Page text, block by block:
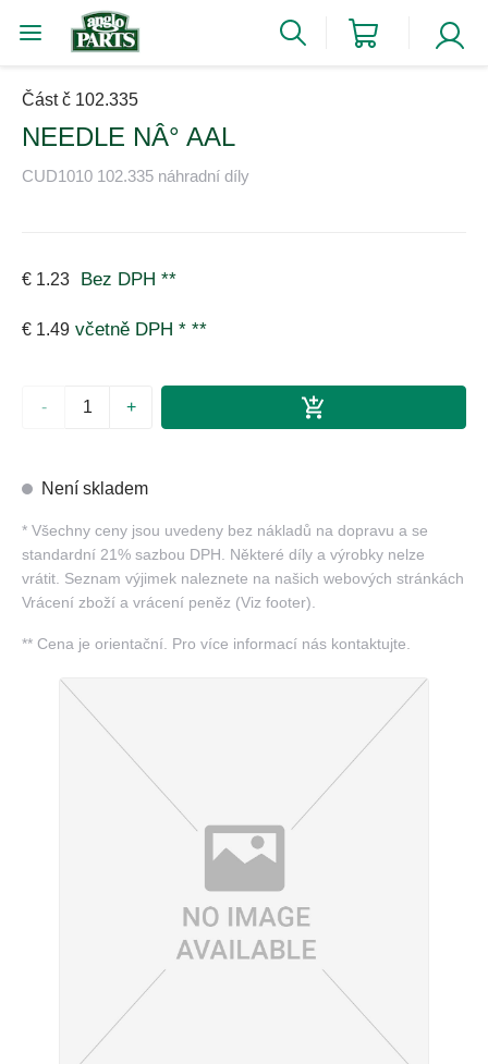
Část č 102.335
NEEDLE NÂ° AAL
CUD1010 102.335 náhradní díly
€ 1.23 Bez DPH **
€ 1.49 včetně DPH * **
- +
Není skladem
* Všechny ceny jsou uvedeny bez nákladů na dopravu a se
standardní 21% sazbou DPH. Některé díly a výrobky nelze
vrátit. Seznam výjimek naleznete na našich webových stránkách
Vrácení zboží a vrácení peněz (Viz footer).
** Cena je orientační. Pro více informací nás kontaktujte.